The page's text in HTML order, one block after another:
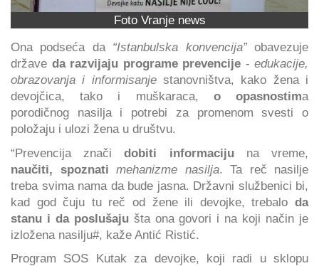
Foto Vranje news
Ona podseća da “Istanbulska konvencija”obavezuje
države da razvijaju programe prevencije - edukacije,
obrazovanja i informisanjestanovništva, kako žena i
devojčica, tako i muškaraca, o opasnostima
porodičnog nasilja i potrebi za promenom svesti o
položaju i ulozi žena u društvu.
“Prevencija značidobiti informacijuna vreme,
naučiti, spoznati
mehanizme nasilja. Ta reč nasilje
treba svima nama da bude jasna. Državni službenici bi,
kad god čuju tu reč od žene ili devojke, trebalo da
stanu i da poslušaju šta ona govori i na koji način je
izložena nasilju#, kaže Antić Ristić.
Program SOS Kutak za devojke, koji radi u sklopu